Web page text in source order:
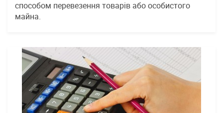
способом перевезення товарів або особистого
майна.